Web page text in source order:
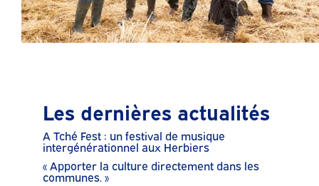
Les dernières actualités
A Tché Fest : un festival de musique
intergénérationnel aux Herbiers
« Apporter la culture directement dans les
communes. »